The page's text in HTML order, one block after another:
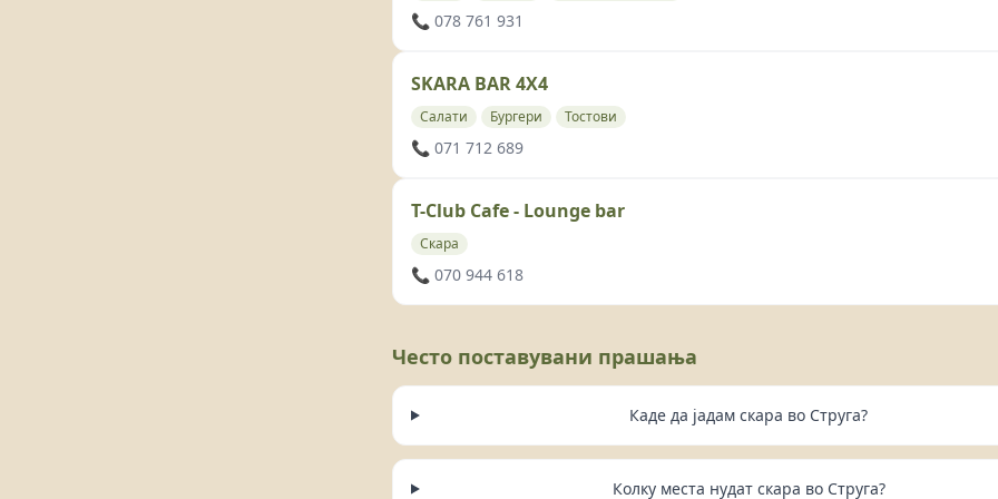
📞 078 761 931
SKARA BAR 4X4
Салати Бургери Тостови
📞 071 712 689
T-Club Cafe - Lounge bar
Скара
📞 070 944 618
Често поставувани прашања
Каде да јадам скара во Струга?
Колку места нудат скара во Струга?